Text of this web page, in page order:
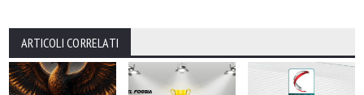
ARTICOLI CORRELATI